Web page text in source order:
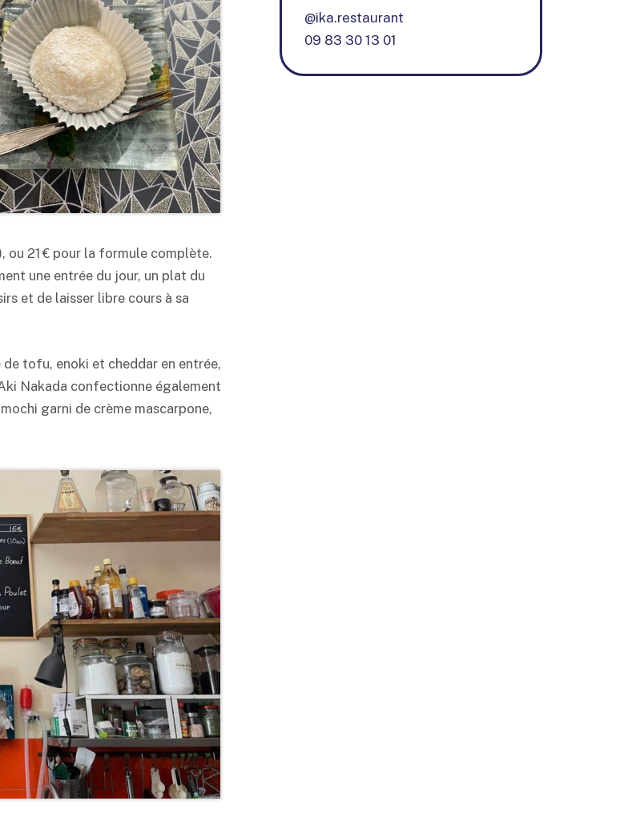
ou 21 € pour la formule complète.
une entrée du jour, un plat du
et de laisser libre cours à sa
tofu, enoki et cheddar en entrée,
Nakada confectionne également
garni de crème mascarpone,
@ika.restaurant
09 83 30 13 01